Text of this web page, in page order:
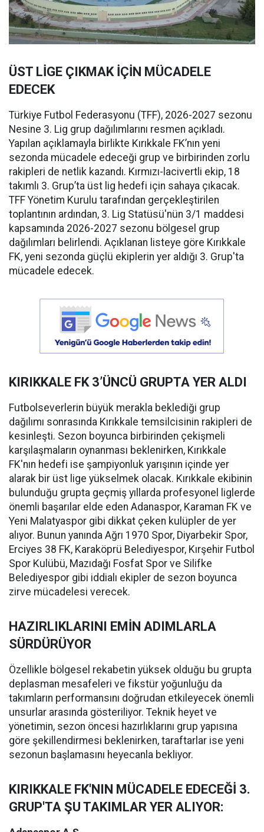
ÜST LİGE ÇIKMAK İÇİN MÜCADELE
EDECEK
Türkiye Futbol Federasyonu (TFF), 2026-2027 sezonu
Nesine 3. Lig grup dağılımlarını resmen açıkladı.
Yapılan açıklamayla birlikte Kırıkkale FK’nın yeni
sezonda mücadele edeceği grup ve birbirinden zorlu
rakipleri de netlik kazandı. Kırmızı-lacivertli ekip, 18
takımlı 3. Grup’ta üst lig hedefi için sahaya çıkacak.
TFF Yönetim Kurulu tarafından gerçekleştirilen
toplantının ardından, 3. Lig Statüsü'nün 3/1 maddesi
kapsamında 2026-2027 sezonu bölgesel grup
dağılımları belirlendi. Açıklanan listeye göre Kırıkkale
FK, yeni sezonda güçlü ekiplerin yer aldığı 3. Grup'ta
mücadele edecek.
KIRIKKALE FK 3’ÜNCÜ GRUPTA YER ALDI
Futbolseverlerin büyük merakla beklediği grup
dağılımı sonrasında Kırıkkale temsilcisinin rakipleri de
kesinleşti. Sezon boyunca birbirinden çekişmeli
karşılaşmaların oynanması beklenirken, Kırıkkale
FK'nın hedefi ise şampiyonluk yarışının içinde yer
alarak bir üst lige yükselmek olacak. Kırıkkale ekibinin
bulunduğu grupta geçmiş yıllarda profesyonel liglerde
önemli başarılar elde eden Adanaspor, Karaman FK ve
Yeni Malatyaspor gibi dikkat çeken kulüpler de yer
alıyor. Bunun yanında Ağrı 1970 Spor, Diyarbekir Spor,
Erciyes 38 FK, Karaköprü Belediyespor, Kırşehir Futbol
Spor Kulübü, Mazıdağı Fosfat Spor ve Silifke
Belediyespor gibi iddialı ekipler de sezon boyunca
zirve mücadelesi verecek.
HAZIRLIKLARINI EMİN ADIMLARLA
SÜRDÜRÜYOR
Özellikle bölgesel rekabetin yüksek olduğu bu grupta
deplasman mesafeleri ve fikstür yoğunluğu da
takımların performansını doğrudan etkileyecek önemli
unsurlar arasında gösteriliyor. Teknik heyet ve
yönetimin, sezon öncesi hazırlıklarını grup yapısına
göre şekillendirmesi beklenirken, taraftarlar ise yeni
sezonun başlamasını heyecanla bekliyor.
KIRIKKALE FK'NIN MÜCADELE EDECEĞİ 3.
GRUP'TA ŞU TAKIMLAR YER ALIYOR: